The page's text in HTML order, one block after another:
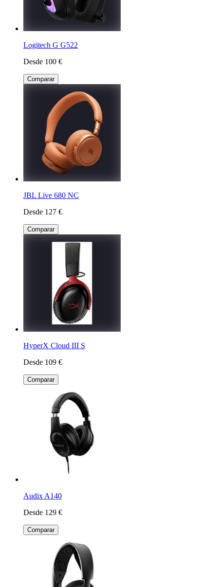
Logitech G G522
Desde 100 €
Comparar
JBL Live 680 NC
Desde 127 €
Comparar
HyperX Cloud III S
Desde 109 €
Comparar
Audix A140
Desde 129 €
Comparar